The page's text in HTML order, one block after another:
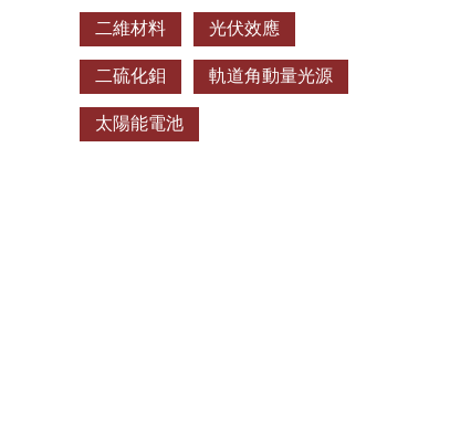
二維材料 光伏效應
二硫化鉬 軌道角動量光源
太陽能電池